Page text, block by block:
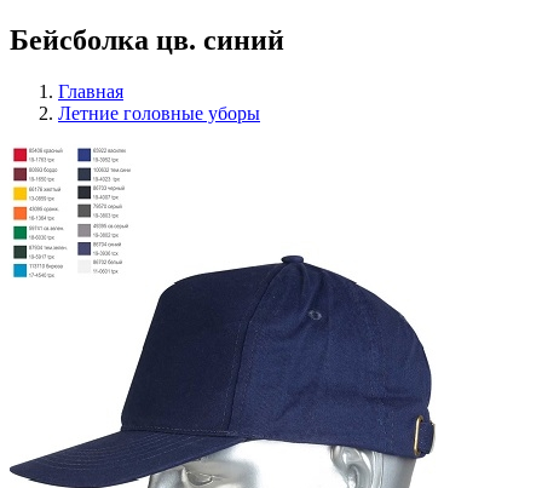
Бейсболка цв. синий
Главная
Летние головные уборы